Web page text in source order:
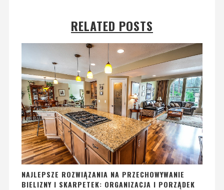
RELATED POSTS
NAJLEPSZE ROZWIĄZANIA NA PRZECHOWYWANIE
BIELIZNY I SKARPETEK: ORGANIZACJA I PORZĄDEK